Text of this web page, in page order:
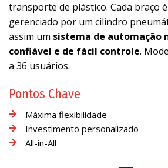
transporte de plástico. Cada braço
gerenciado por um cilindro
assim um sistema de automação
confiável e de fácil controle.
a 36 usuários.
Pontos Chave
Máxima flexibilidade
Investimento personalizado
All-in-All